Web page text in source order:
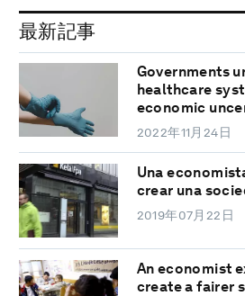
最新記事
Governments
healthcare
economic
2022年11月24日
Una
crear una
2019年07月22日
An economist
create a fairer